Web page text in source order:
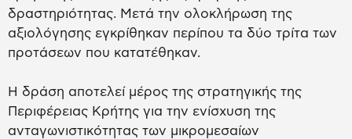
δραστηριότητας. Μετά την ολοκλήρωση της
αξιολόγησης εγκρίθηκαν περίπου τα δύο τρίτα των
προτάσεων που κατατέθηκαν.
Η δράση αποτελεί μέρος της στρατηγικής της
Περιφέρειας Κρήτης για την ενίσχυση της
ανταγωνιστικότητας των μικρομεσαίων